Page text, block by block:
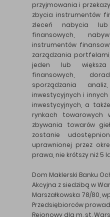
przyjmowania i
zbycia instrumentów
zleceń nabycia
finansowych,
instrumentów
zarządzania
jeden lub większa
finansowych,
sporządzania
inwestycyjnych i
inwestycyjnych, a
rynkach towarowych
zbywania towarów
zostanie
uprawnionej przez
prawa, nie krótszy niż 5
Dom Maklerski Banku
Akcyjna z siedzibą w
Marszałkowska 78/80,
Przedsiębiorców
Rejonowy dla m. st.